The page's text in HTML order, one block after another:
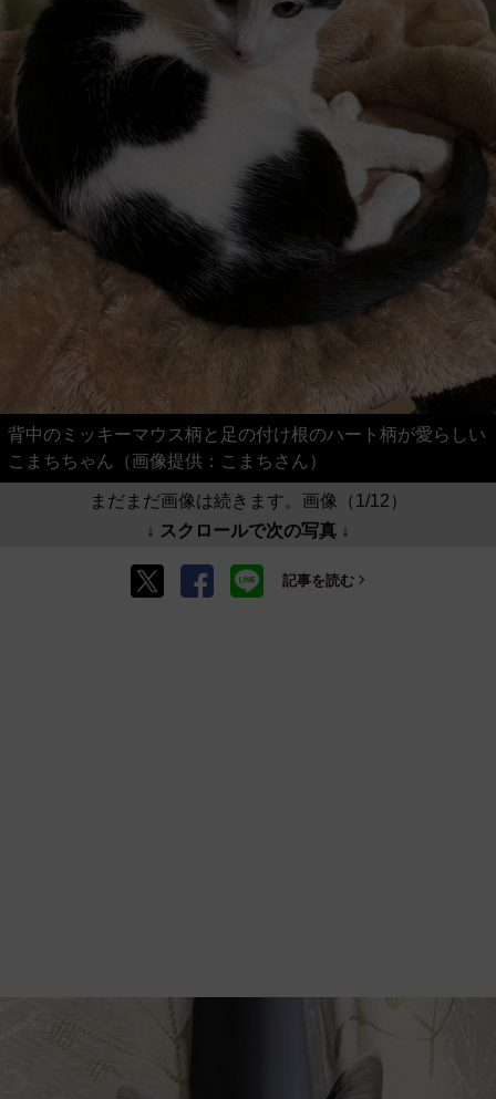
背中のミッキーマウス柄と足の付け根のハート柄が愛らしい
こまちちゃん（画像提供：こまちさん）
まだまだ画像は続きます。画像（1/12）
↓ スクロールで次の写真 ↓
記事を読む